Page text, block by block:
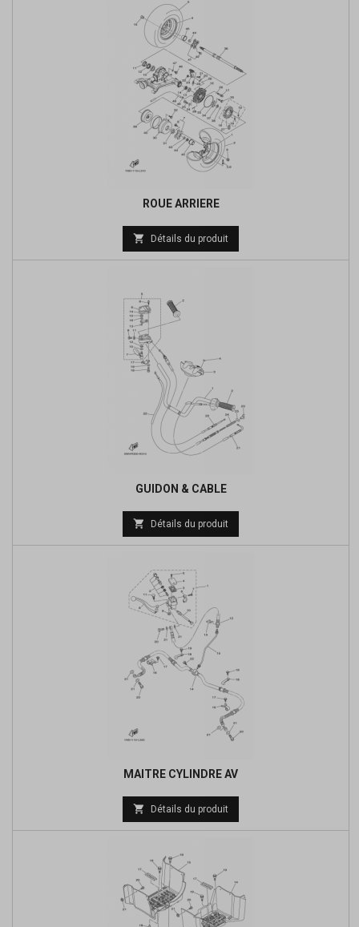
ROUE ARRIERE
Prix
de
 Détails du produit
GUIDON & CABLE
Prix
de
 Détails du produit
MAITRE CYLINDRE AV
Prix
de
 Détails du produit